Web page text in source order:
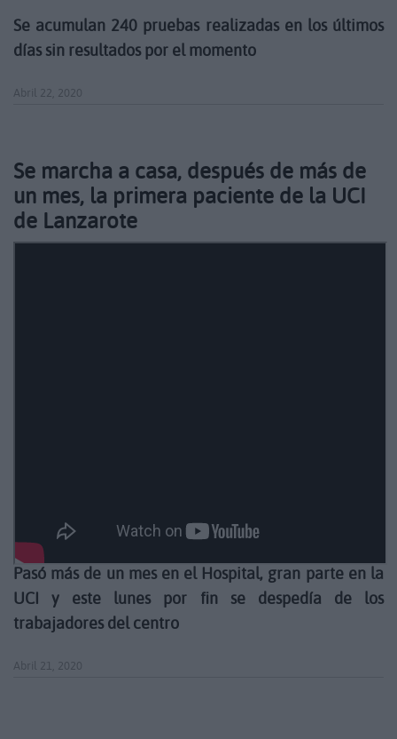
Se acumulan 240 pruebas realizadas en los últimos
días sin resultados por el momento
Abril 22, 2020
Se marcha a casa, después de más de
un mes, la primera paciente de la UCI
de Lanzarote
Pasó más de un mes en el Hospital, gran parte en la
UCI y este lunes por fin se despedía de los
trabajadores del centro
Abril 21, 2020